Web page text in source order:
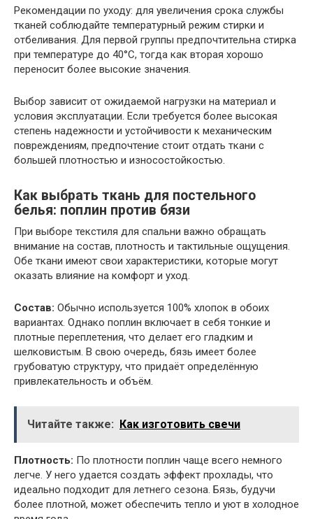
Рекомендации по уходу: для увеличения срока службы
тканей соблюдайте температурный режим стирки и
отбеливания. Для первой группы предпочтительна стирка
при температуре до 40°С, тогда как вторая хорошо
переносит более высокие значения.
Выбор зависит от ожидаемой нагрузки на материал и
условия эксплуатации. Если требуется более высокая
степень надежности и устойчивости к механическим
повреждениям, предпочтение стоит отдать ткани с
большей плотностью и износостойкостью.
Как выбрать ткань для постельного
белья: поплин против бязи
При выборе текстиля для спальни важно обращать
внимание на состав, плотность и тактильные ощущения.
Обе ткани имеют свои характеристики, которые могут
оказать влияние на комфорт и уход.
Состав: Обычно используется 100% хлопок в обоих
вариантах. Однако поплин включает в себя тонкие и
плотные переплетения, что делает его гладким и
шелковистым. В свою очередь, бязь имеет более
грубоватую структуру, что придаёт определённую
привлекательность и объём.
Читайте также: Как изготовить свечи
Плотность: По плотности поплин чаще всего немного
легче. У него удается создать эффект прохлады, что
идеально подходит для летнего сезона. Бязь, будучи
более плотной, может обеспечить тепло и уют в холодное